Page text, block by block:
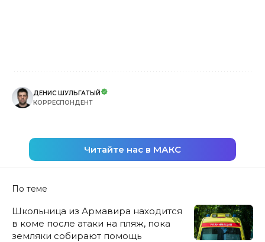
ДЕНИС ШУЛЬГАТЫЙ
КОРРЕСПОНДЕНТ
Читайте нас в МАКС
По теме
Школьница из Армавира находится
в коме после атаки на пляж, пока
земляки собирают помощь